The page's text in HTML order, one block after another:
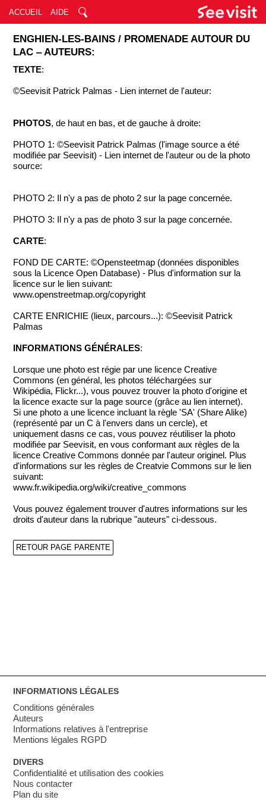
ACCUEIL AIDE
ENGHIEN-LES-BAINS / PROMENADE AUTOUR DU
LAC ‒ AUTEURS:
TEXTE:
©Seevisit Patrick Palmas - Lien internet de l'auteur:
PHOTOS, de haut en bas, et de gauche à droite:
PHOTO 1: ©Seevisit Patrick Palmas (l'image source a été
modifiée par Seevisit) - Lien internet de l'auteur ou de la photo
source:
PHOTO 2: Il n'y a pas de photo 2 sur la page concernée.
PHOTO 3: Il n'y a pas de photo 3 sur la page concernée.
CARTE:
FOND DE CARTE: ©Opensteetmap (données disponibles
sous la Licence Open Database) - Plus d'information sur la
licence sur le lien suivant:
www.openstreetmap.org/copyright
CARTE ENRICHIE (lieux, parcours...): ©Seevisit Patrick
Palmas
INFORMATIONS GÉNÉRALES:
Lorsque une photo est régie par une licence Creative
Commons (en général, les photos téléchargées sur
Wikipédia, Flickr...), vous pouvez trouver la photo d'origine et
la licence exacte sur la page source (grâce au lien internet).
Si une photo a une licence incluant la règle 'SA' (Share Alike)
(représenté par un C à l'envers dans un cercle), et
uniquement dasns ce cas, vous pouvez réutiliser la photo
modifiée par Seevisit, en vous conformant aux règles de la
licence Creative Commons donnée par l'auteur originel. Plus
d'informations sur les règles de Creatvie Commons sur le lien
suivant:
www.fr.wikipedia.org/wiki/creative_commons
Vous pouvez également trouver d'autres informations sur les
droits d'auteur dans la rubrique "auteurs" ci-dessous.
RETOUR PAGE PARENTE
INFORMATIONS LÉGALES
Conditions générales
Auteurs
Informations relatives à l'entreprise
Mentions légales RGPD
DIVERS
Confidentialité et utilisation des cookies
Nous contacter
Plan du site